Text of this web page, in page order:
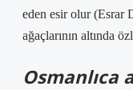
eden esir olur (Esrar
ağaçlarının altında
Osmanlıca